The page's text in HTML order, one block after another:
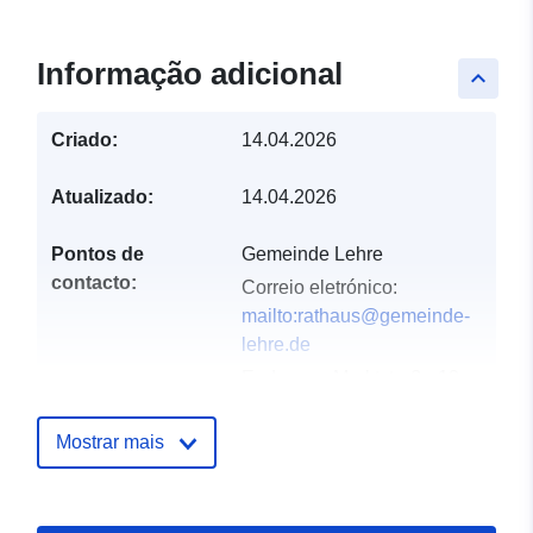
keyboard_arrow_up
Informação adicional
Criado: 14.04.2026
Atualizado: 14.04.2026
Pontos de
contacto:
Gemeinde Lehre
Correio eletrónico:
mailto:rathaus@gemeinde-
lehre.de
Mostrar mais